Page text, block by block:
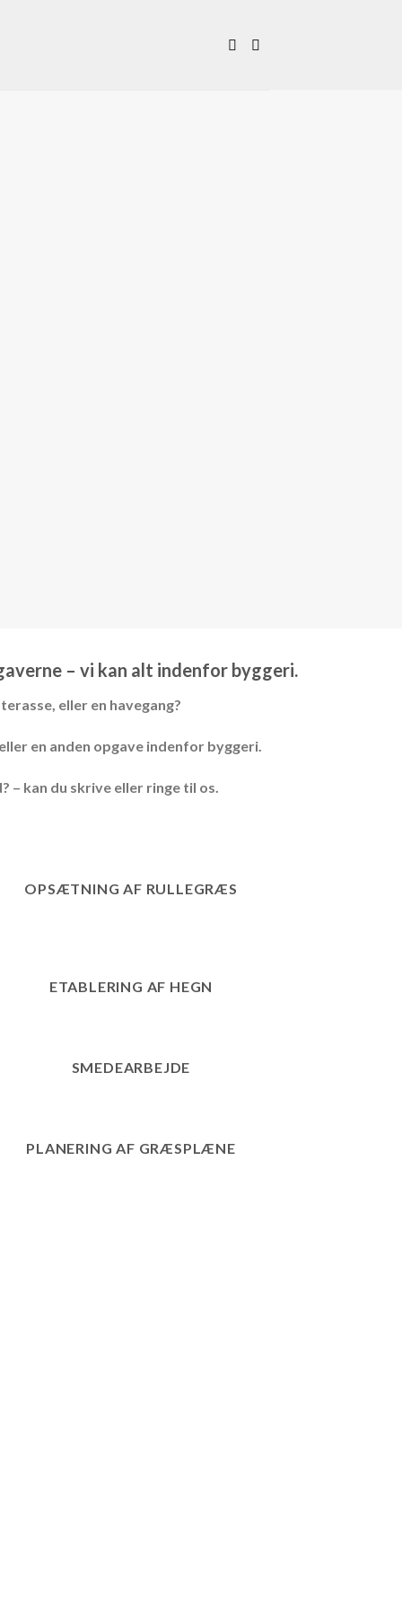
– vi kan alt indenfor byggeri.
eller en havegang?
en anden opgave indenfor byggeri.
kan du skrive eller ringe til os.
OPSÆTNING AF RULLEGRÆS
ETABLERING AF HEGN
SMEDEARBEJDE
PLANERING AF GRÆSPLÆNE